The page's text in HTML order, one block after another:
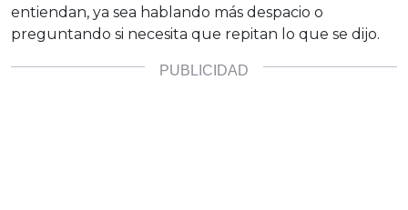
entiendan, ya sea hablando más despacio o
preguntando si necesita que repitan lo que se dijo.